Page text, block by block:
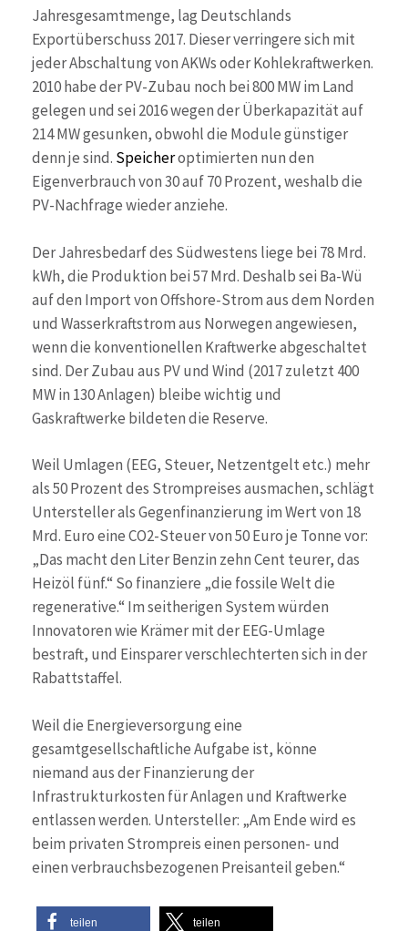
Jahresgesamtmenge, lag Deutschlands
Exportüberschuss 2017. Dieser verringere sich mit
jeder Abschaltung von AKWs oder Kohlekraftwerken.
2010 habe der PV-Zubau noch bei 800 MW im Land
gelegen und sei 2016 wegen der Überkapazität auf
214 MW gesunken, obwohl die Module günstiger
denn je sind. Speicheroptimierten nun den
Eigenverbrauch von 30 auf 70 Prozent, weshalb die
PV-Nachfrage wieder anziehe.
Der Jahresbedarf des Südwestens liege bei 78 Mrd.
kWh, die Produktion bei 57 Mrd. Deshalb sei Ba-Wü
auf den Import von Offshore-Strom aus dem Norden
und Wasserkraftstrom aus Norwegen angewiesen,
wenn die konventionellen Kraftwerke abgeschaltet
sind. Der Zubau aus PV und Wind (2017 zuletzt 400
MW in 130 Anlagen) bleibe wichtig und
Gaskraftwerke bildeten die Reserve.
Weil Umlagen (EEG, Steuer, Netzentgelt etc.) mehr
als 50 Prozent des Strompreises ausmachen, schlägt
Untersteller als Gegenfinanzierung im Wert von 18
Mrd. Euro eine CO2-Steuer von 50 Euro je Tonne vor:
„Das macht den Liter Benzin zehn Cent teurer, das
Heizöl fünf.“ So finanziere „die fossile Welt die
regenerative.“ Im seitherigen System würden
Innovatoren wie Krämer mit der EEG-Umlage
bestraft, und Einsparer verschlechterten sich in der
Rabattstaffel.
Weil die Energieversorgung eine
gesamtgesellschaftliche Aufgabe ist, könne
niemand aus der Finanzierung der
Infrastrukturkosten für Anlagen und Kraftwerke
entlassen werden. Untersteller: „Am Ende wird es
beim privaten Strompreis einen personen- und
einen verbrauchsbezogenen Preisanteil geben.“
teilen teilen